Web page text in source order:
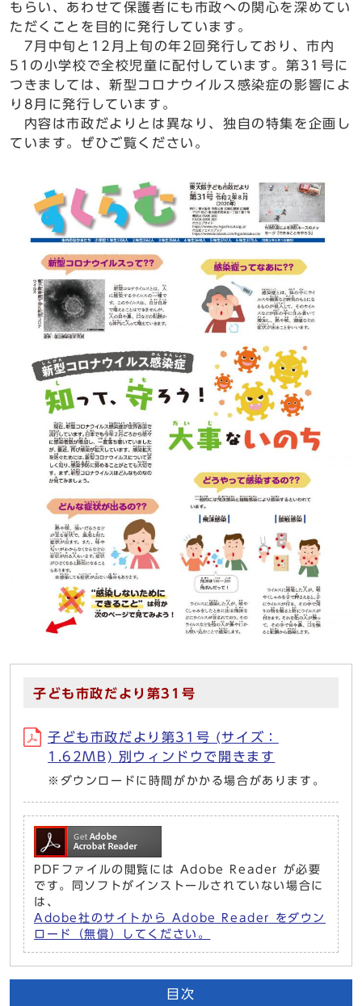
もらい、あわせて保護者にも市政への関心を深めてい
ただくことを目的に発行しています。
7月中旬と12月上旬の年2回発行しており、市内
51の小学校で全校児童に配付しています。第31号に
つきましては、新型コロナウイルス感染症の影響によ
り8月に発行しています。
内容は市政だよりとは異なり、独自の特集を企画し
ています。ぜひご覧ください。
子ども市政だより第31号
子ども市政だより第31号 (サイズ：
1.62MB) 別ウィンドウで開きます
※ダウンロードに時間がかかる場合があります。
PDFファイルの閲覧には Adobe Reader が必要
です。同ソフトがインストールされていない場合に
は、
Adobe社のサイトから Adobe Reader をダウン
ロード（無償）してください。
目次